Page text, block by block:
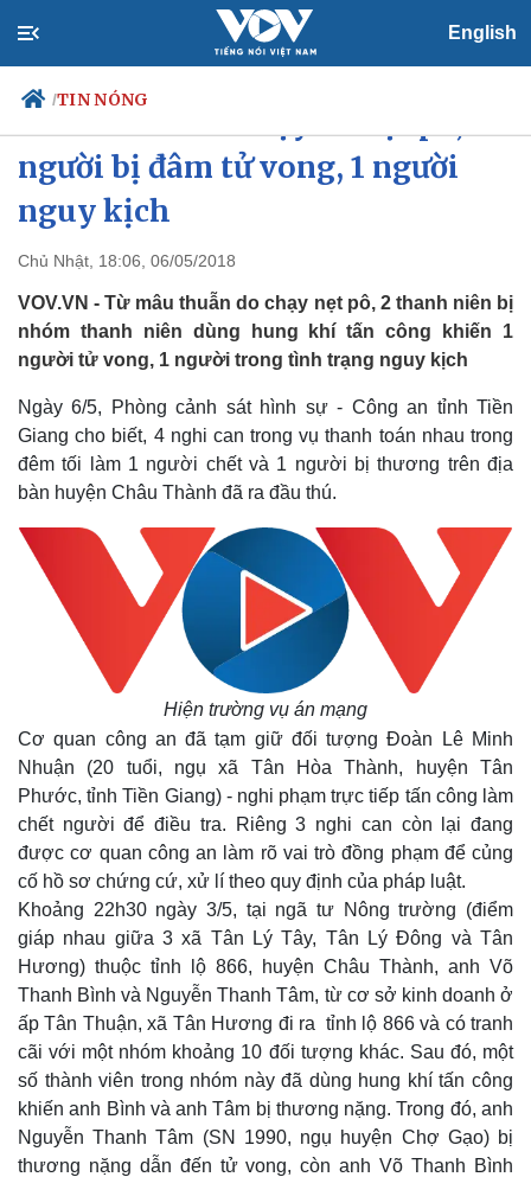
English
/TIN NÓNG
Chính trị
Đảng
Quốc hội
Nhận diện sự thật
Giáo dục
Dấu ấn VOV
Việc làm
người bị đâm tử vong, 1 người
nguy kịch
Chủ Nhật, 18:06, 06/05/2018
VOV.VN - Từ mâu thuẫn do chạy nẹt pô, 2 thanh niên bị
nhóm thanh niên dùng hung khí tấn công khiến 1
người tử vong, 1 người trong tình trạng nguy kịch
Ngày 6/5, Phòng cảnh sát hình sự - Công an tỉnh Tiền
Giang cho biết, 4 nghi can trong vụ thanh toán nhau trong
đêm tối làm 1 người chết và 1 người bị thương trên địa
bàn huyện Châu Thành đã ra đầu thú.
Hiện trường vụ án mạng
Cơ quan công an đã tạm giữ đối tượng Đoàn Lê Minh
Nhuận (20 tuổi, ngụ xã Tân Hòa Thành, huyện Tân
Phước, tỉnh Tiền Giang) - nghi phạm trực tiếp tấn công làm
chết người để điều tra. Riêng 3 nghi can còn lại đang
được cơ quan công an làm rõ vai trò đồng phạm để củng
cố hồ sơ chứng cứ, xử lí theo quy định của pháp luật.
Khoảng 22h30 ngày 3/5, tại ngã tư Nông trường (điểm
giáp nhau giữa 3 xã Tân Lý Tây, Tân Lý Đông và Tân
Hương) thuộc tỉnh lộ 866, huyện Châu Thành, anh Võ
Thanh Bình và Nguyễn Thanh Tâm, từ cơ sở kinh doanh ở
ấp Tân Thuận, xã Tân Hương đi ra tỉnh lộ 866 và có tranh
cãi với một nhóm khoảng 10 đối tượng khác. Sau đó, một
số thành viên trong nhóm này đã dùng hung khí tấn công
khiến anh Bình và anh Tâm bị thương nặng. Trong đó, anh
Nguyễn Thanh Tâm (SN 1990, ngụ huyện Chợ Gạo) bị
thương nặng dẫn đến tử vong, còn anh Võ Thanh Bình